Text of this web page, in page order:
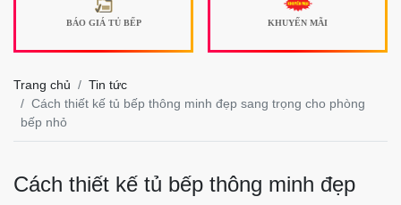
BÁO GIÁ TỦ BẾP KHUYẾN MÃI
Trang chủ
Tin tức
Cách thiết kế tủ bếp thông minh đẹp sang trọng cho phòng
bếp nhỏ
Cách thiết kế tủ bếp thông minh đẹp